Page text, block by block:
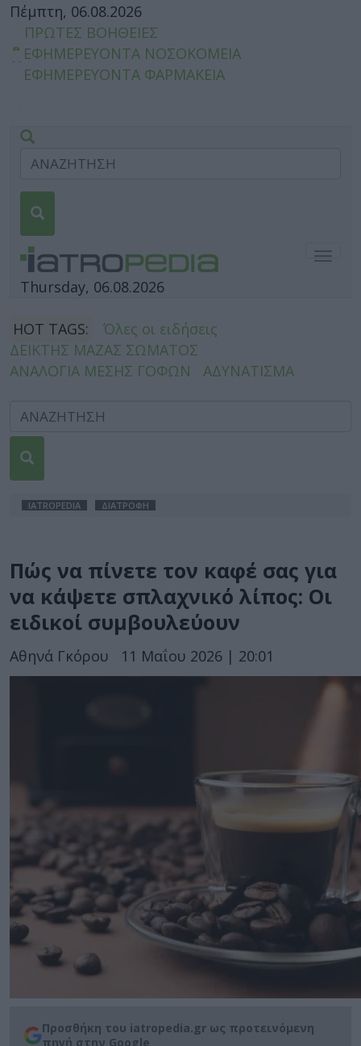
Πέμπτη, 06.08.2026
ΠΡΩΤΕΣ ΒΟΗΘΕΙΕΣ
ΕΦΗΜΕΡΕΥΟΝΤΑ ΝΟΣΟΚΟΜΕΙΑ
ΕΦΗΜΕΡΕΥΟΝΤΑ ΦΑΡΜΑΚΕΙΑ
Thursday, 06.08.2026
HOT TAGS:
Όλες οι ειδήσεις
ΔΕΙΚΤΗΣ ΜΑΖΑΣ ΣΩΜΑΤΟΣ
ΑΝΑΛΟΓΙΑ ΜΕΣΗΣ ΓΟΦΩΝ
ΑΔΥΝΑΤΙΣΜΑ
IATROPEDIA ΔΙΑΤΡΟΦΗ
Πώς να πίνετε τον καφέ σας για
να κάψετε σπλαχνικό λίπος: Οι
ειδικοί συμβουλεύουν
Αθηνά Γκόρου 11 Μαΐου 2026 | 20:01
Προσθήκη του iatropedia.gr ως προτεινόμενη
πηγή στην Google